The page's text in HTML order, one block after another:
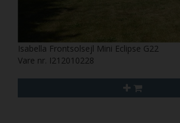
Isabella Frontsolsejl Mini Eclipse G22
Vare nr. I212010228